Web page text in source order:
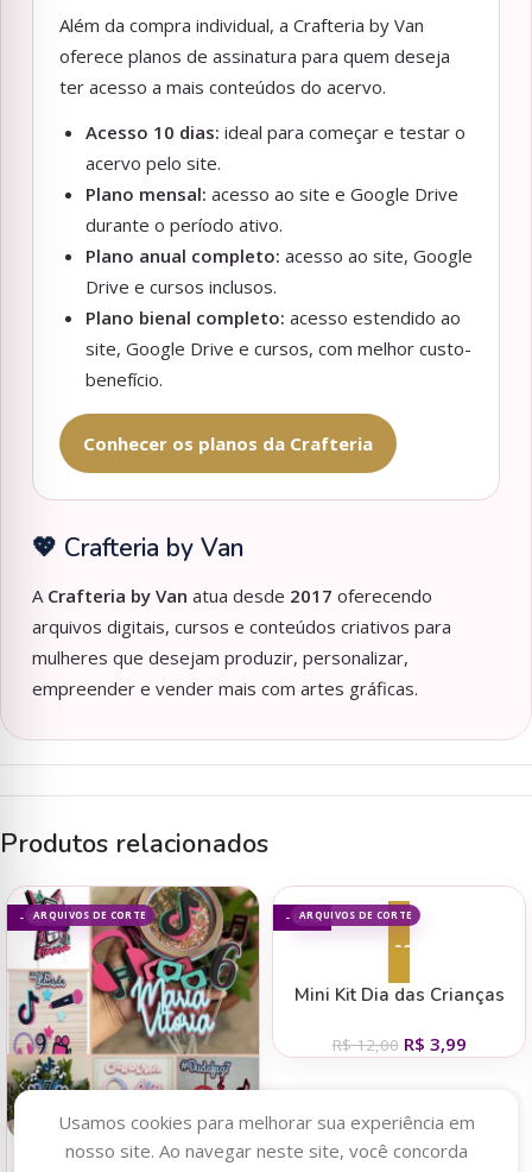
Além da compra individual, a Crafteria by Van
oferece planos de assinatura para quem deseja
ter acesso a mais conteúdos do acervo.
Acesso 10 dias: ideal para começar e testar o
acervo pelo site.
Plano mensal: acesso ao site e Google Drive
durante o período ativo.
Plano anual completo: acesso ao site, Google
Drive e cursos inclusos.
Plano bienal completo: acesso estendido ao
site, Google Drive e cursos, com melhor custo-
benefício.
Conhecer os planos da Crafteria
💖 Crafteria by Van
A Crafteria by Van atua desde 2017 oferecendo
arquivos digitais, cursos e conteúdos criativos para
mulheres que desejam produzir, personalizar,
empreender e vender mais com artes gráficas.
Produtos relacionados
ARQUIVOS DE CORTE
- 42% ARQUIVOS DE CORTE
- 67%
Adicionar ao carrinho
Mini Kit Dia das Crianças
R$12,00 R$ 3,99
Usamos cookies para melhorar sua experiência em
nosso site. Ao navegar neste site, você concorda